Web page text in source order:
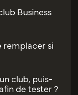
Business
remplacer si
club, puis-
de tester ?